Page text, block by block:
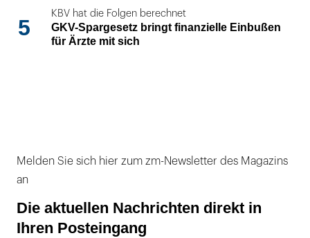
5
KBV hat die Folgen berechnet
GKV-Spargesetz bringt finanzielle Einbußen
für Ärzte mit sich
Melden Sie sich hier zum zm-Newsletter des Magazins
an
Die aktuellen Nachrichten direkt in
Ihren Posteingang